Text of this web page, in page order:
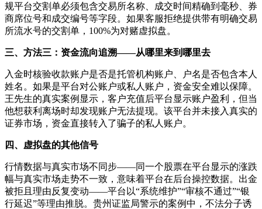
规平台交割单必须包含交易所名称、成交时间精确到毫秒、券
商席位号和成交编号等字段。如果客服拒绝提供带有明确交易
所流水号的交割单，100%为对赌虚拟盘。
三、方法三：资金流向追溯——从哪里来到哪里去
入金时核验收款账户是否是托管机构账户、户名是否包含本人
姓名。如果是平台对公账户或私人账户，资金安全难以保障。
王先生的真实案例显示，客户充值后平台显示账户盈利，但当
他想获利离场时却发现账户无法提现。该平台并未接入真实的
证券市场，资金直接转入了骗子的私人账户。
四、虚拟盘的其他信号
行情数据与真实市场不同步——同一个股票在平台显示的涨跌
幅与真实市场走势不一致，意味着平台在后台操控数据。出金
被拒且理由反复变动——平台以“系统维护”“审核不通过”“银
行延迟”等理由推脱。贵州证监局警示的案例中，不法分子诱